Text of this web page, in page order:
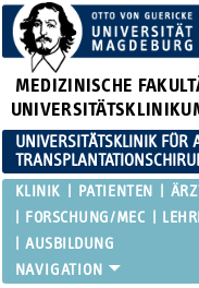
MEDIZINISCHE
UNIVERSITÄTSKLINIK
KLINIK PATIENTEN
FORSCHUNG/MEC
AUSBILDUNG